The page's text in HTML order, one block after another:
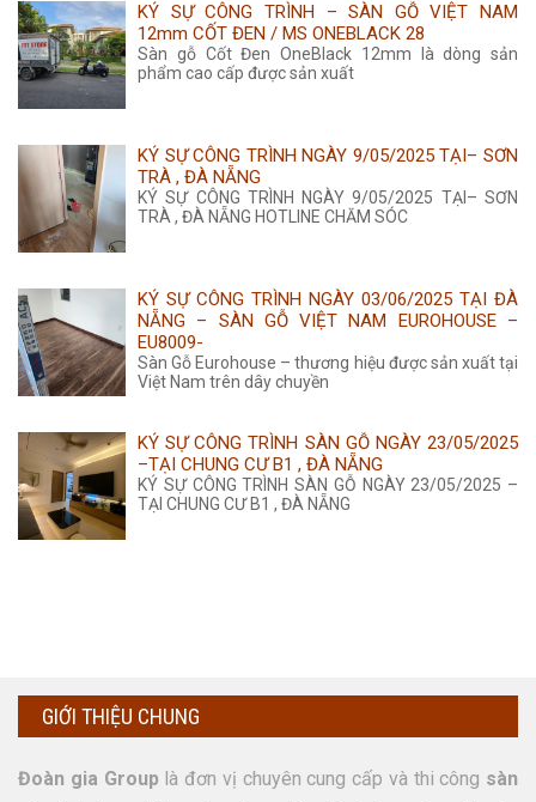
KÝ SỰ CÔNG TRÌNH – SÀN GỖ VIỆT NAM
12mm CỐT ĐEN / MS ONEBLACK 28
Sàn gỗ Cốt Đen OneBlack 12mm là dòng sản
phẩm cao cấp được sản xuất
KÝ SỰ CÔNG TRÌNH NGÀY 9/05/2025 TẠI– SƠN
TRÀ , ĐÀ NẴNG
KÝ SỰ CÔNG TRÌNH NGÀY 9/05/2025 TẠI– SƠN
TRÀ , ĐÀ NẴNG HOTLINE CHĂM SÓC
KÝ SỰ CÔNG TRÌNH NGÀY 03/06/2025 TẠI ĐÀ
NẴNG – SÀN GỖ VIỆT NAM EUROHOUSE –
EU8009-
Sàn Gỗ Eurohouse – thương hiệu được sản xuất tại
Việt Nam trên dây chuyền
KÝ SỰ CÔNG TRÌNH SÀN GỖ NGÀY 23/05/2025
–TẠI CHUNG CƯ B1 , ĐÀ NẴNG
KÝ SỰ CÔNG TRÌNH SÀN GỖ NGÀY 23/05/2025 –
TẠI CHUNG CƯ B1 , ĐÀ NẴNG
GIỚI THIỆU CHUNG
Đoàn gia Group là đơn vị chuyên cung cấp và thi công sàn